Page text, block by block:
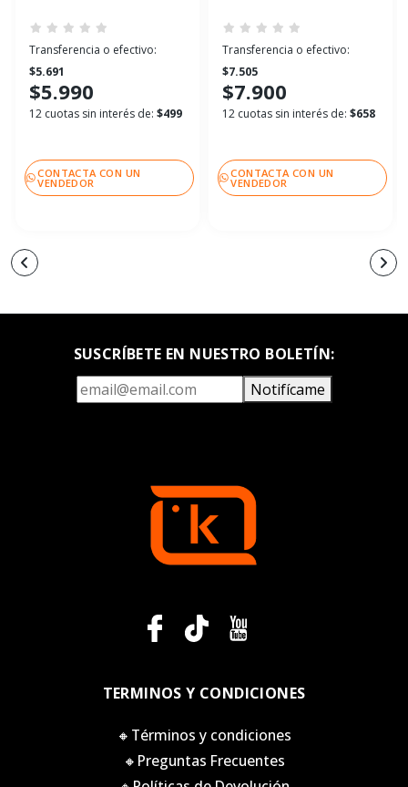
Transferencia o efectivo:
$5.691
$5.990
12 cuotas sin interés de: $499
CONTACTA CON UN
VENDEDOR
Transferencia o efectivo:
$7.505
$7.900
12 cuotas sin interés de: $658
CONTACTA CON UN
VENDEDOR
SUSCRÍBETE EN NUESTRO BOLETÍN:
Notifícame
TERMINOS Y CONDICIONES
🔸Términos y condiciones
🔸Preguntas Frecuentes